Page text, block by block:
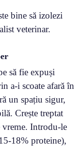
bine să izolezi
veterinar.
să fie expuși
a-i scoate afară în
un spațiu sigur,
Crește treptat
vreme. Introdu-le
18% proteine),